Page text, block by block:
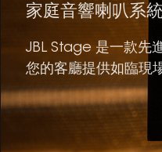
家庭音響喇叭系
JBL Stage 是一款先
您的客廳提供如臨現